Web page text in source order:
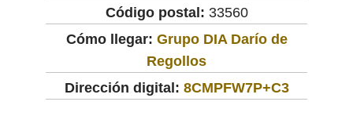
Código postal: 33560
Cómo llegar: Grupo DIA Darío de
Regollos
Dirección digital: 8CMPFW7P+C3